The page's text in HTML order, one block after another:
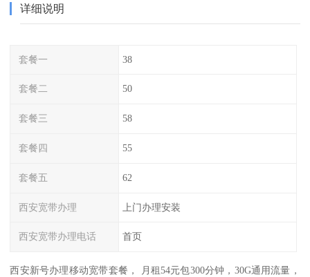
详细说明
套餐一 38
套餐二 50
套餐三 58
套餐四 55
套餐五 62
西安宽带办理 上门办理安装
西安宽带办理电话 首页
西安新号办理移动宽带套餐， 月租54元包300分钟，30G通用流量，